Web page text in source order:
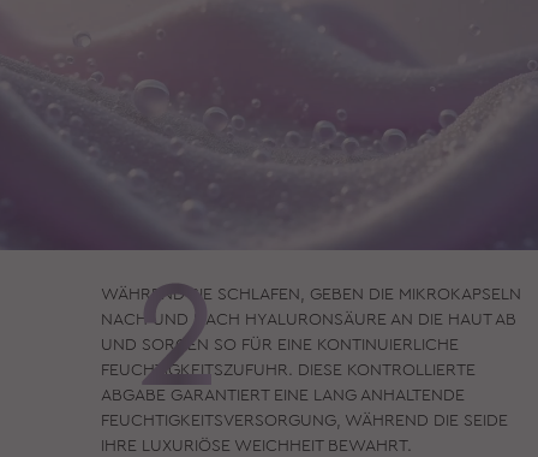
WÄHREND SIE SCHLAFEN, GEBEN DIE MIKROKAPSELN
NACH UND NACH HYALURONSÄURE AN DIE HAUT AB
UND SORGEN SO FÜR EINE KONTINUIERLICHE
FEUCHTIGKEITSZUFUHR. DIESE KONTROLLIERTE
ABGABE GARANTIERT EINE LANG ANHALTENDE
FEUCHTIGKEITSVERSORGUNG, WÄHREND DIE SEIDE
IHRE LUXURIÖSE WEICHHEIT BEWAHRT.